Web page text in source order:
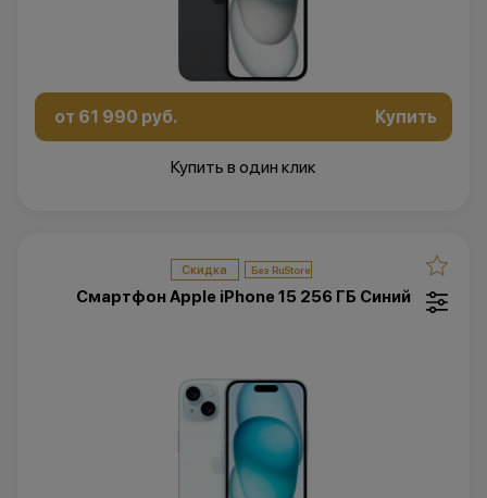
от 61 990 руб. Купить
Купить в один клик
Скидка
Смартфон Apple iPhone 15 256 ГБ Синий